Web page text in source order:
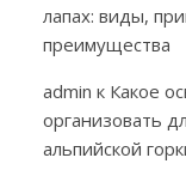
лапах: виды,
преимущества
admin к Какое
организовать
альпийской